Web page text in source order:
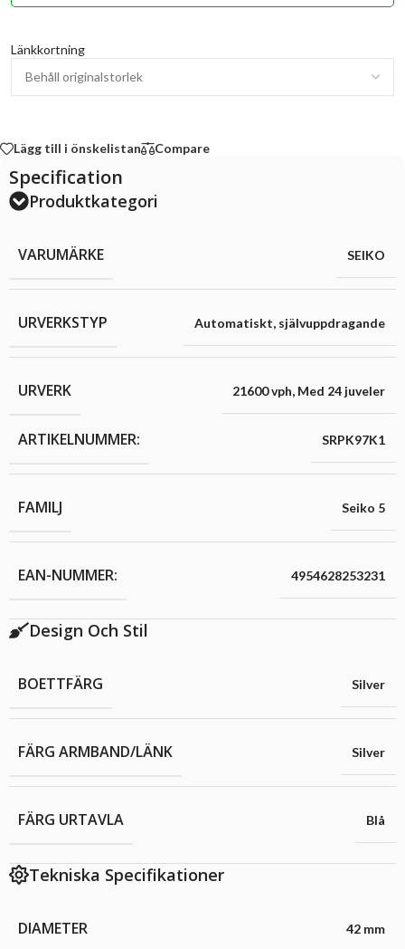
Länkkortning
Lägg till i önskelistan Compare
Specification
Produktkategori
VARUMÄRKE SEIKO
URVERKSTYP Automatiskt, självuppdragande
URVERK 21600 vph, Med 24 juveler
ARTIKELNUMMER: SRPK97K1
FAMILJ Seiko 5
EAN-NUMMER: 4954628253231
Design Och Stil
BOETTFÄRG Silver
FÄRG ARMBAND/LÄNK Silver
FÄRG URTAVLA Blå
Tekniska Specifikationer
DIAMETER 42 mm